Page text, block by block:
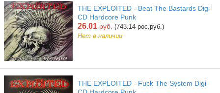
THE EXPLOITED - Beat The Bastards Digi-
CD Hardcore Punk
26.01 руб. (743.14 рос.руб.)
Нет в наличии
THE EXPLOITED - Fuck The System Digi-